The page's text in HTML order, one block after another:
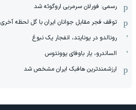
رسمی: فورلان سرمربی اروگوئه شد
توقف فجر مقابل جوانان ایران با گل لحظه آخری
رونالدو در یونایتد، انفجار یک نبوغ
الساندرو، یار باوفای یوونتوس
ارزشمندترین هافبک ایران مشخص شد